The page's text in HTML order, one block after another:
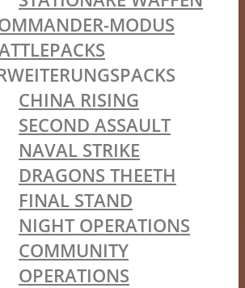
MODUS
CHINA RISING
SECOND ASSAULT
NAVAL STRIKE
DRAGONS THEETH
FINAL STAND
NIGHT OPERATIONS
COMMUNITY
OPERATIONS